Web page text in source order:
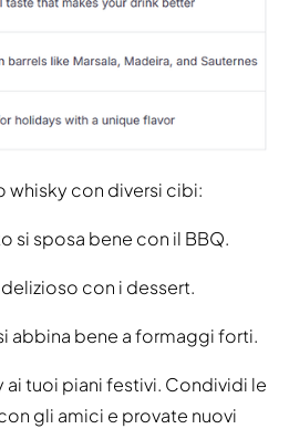
whisky con diversi cibi:
si sposa bene con il BBQ.
con i dessert.
abbina bene a formaggi forti.
tuoi piani festivi. Condividi le
gli amici e provate nuovi